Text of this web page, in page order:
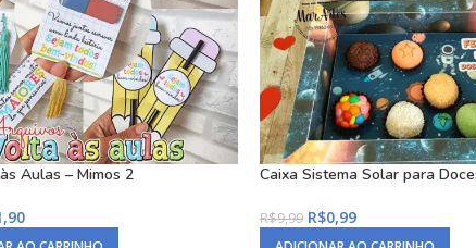
Aulas – Mimos 2 Caixa Sistema Solar para
R$9,99 R$0,99